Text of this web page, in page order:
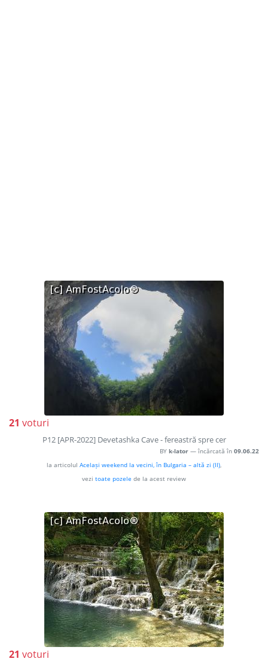
21 voturi
P12 [APR-2022] Devetashka Cave - fereastră spre cer
BY k-lator — încărcată în 09.06.22
la articolul Același weekend la vecini, în Bulgaria – altă zi (II),
vezi toate pozele de la acest review
21 voturi